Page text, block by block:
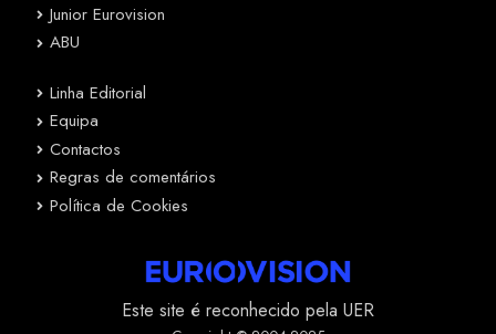
Junior Eurovision
ABU
Linha Editorial
Equipa
Contactos
Regras de comentários
Política de Cookies
Este site é reconhecido pela UER